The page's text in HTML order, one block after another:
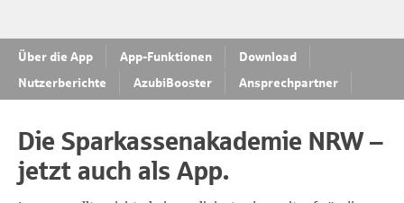
Über die App App-Funktionen
Download
Nutzerberichte
AzubiBooster Ansprechpartner
Die Sparkassenakademie NRW –
jetzt auch als App.